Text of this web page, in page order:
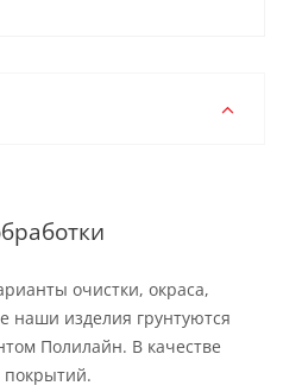
очистки, окраса,
наши изделия грунтуются
Полилайн. В качестве
покрытий.